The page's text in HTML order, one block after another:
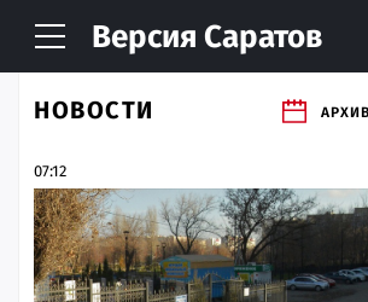
Версия Саратов
НОВОСТИ АРХИВ
07:12